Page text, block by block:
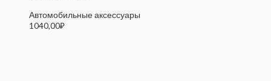
Автомобильные аксессуары
1040,00₽